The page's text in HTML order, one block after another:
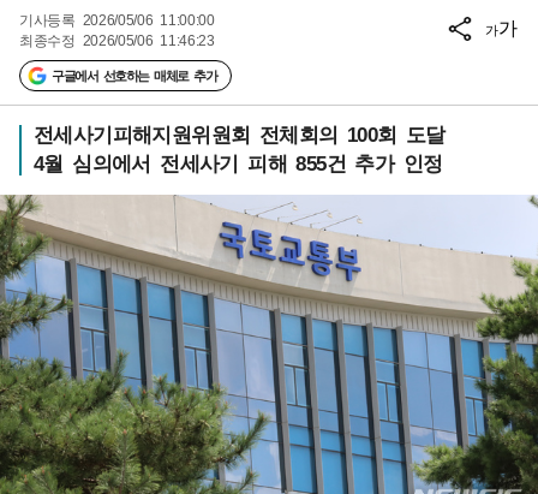
기사등록 2026/05/06 11:00:00
최종수정 2026/05/06 11:46:23
구글에서 선호하는 매체로 추가
가가
전세사기피해지원위원회 전체회의 100회 도달
4월 심의에서 전세사기 피해 855건 추가 인정